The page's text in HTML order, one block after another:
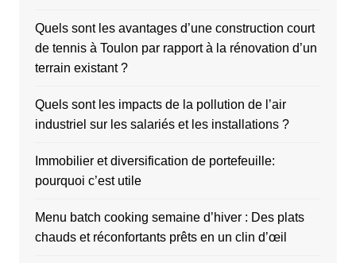
Quels sont les avantages d’une construction court
de tennis à Toulon par rapport à la rénovation d’un
terrain existant ?
Quels sont les impacts de la pollution de l’air
industriel sur les salariés et les installations ?
Immobilier et diversification de portefeuille:
pourquoi c’est utile
Menu batch cooking semaine d’hiver : Des plats
chauds et réconfortants prêts en un clin d’œil